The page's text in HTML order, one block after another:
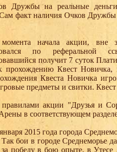
Дружбы на реальные деньги
факт наличия Очков Дружбы
начала акции, вне
по
получит 7 суток
прохождению Квест
Квеста Новичка
предметы и свитки.
акции "Друзья и
в соответствующем
2015 года города
бои в городе Среднеморье
победу в бою опыте, в